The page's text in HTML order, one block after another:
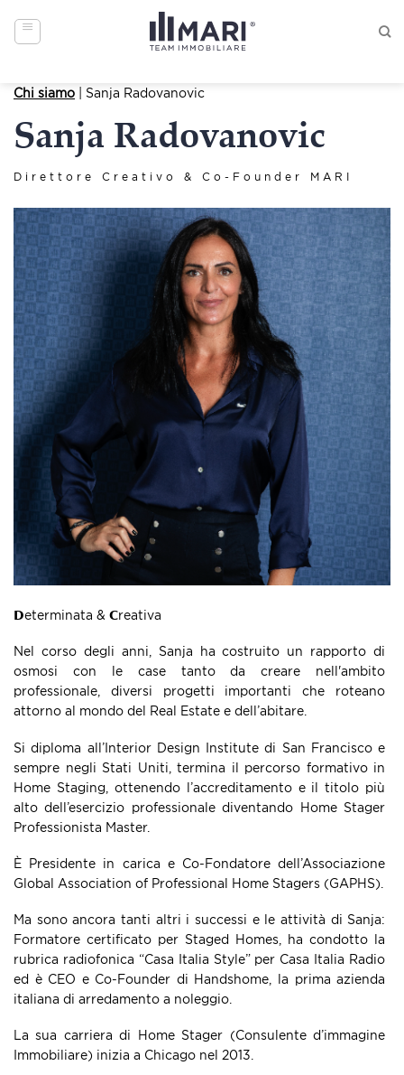
content
Chi siamo | Sanja Radovanovic
Sanja Radovanovic
Direttore Creativo & Co-Founder MARI
𝗗eterminata & 𝗖reativa
Nel corso degli anni, Sanja ha costruito un rapporto di
osmosi con le case tanto da creare nell'ambito
professionale, diversi progetti importanti che roteano
attorno al mondo del Real Estate e dell’abitare.
Si diploma all’Interior Design Institute di San Francisco e
sempre negli Stati Uniti, termina il percorso formativo in
Home Staging, ottenendo l’accreditamento e il titolo più
alto dell’esercizio professionale diventando Home Stager
Professionista Master.
È Presidente in carica e Co-Fondatore dell’Associazione
Global Association of Professional Home Stagers (GAPHS).
Ma sono ancora tanti altri i successi e le attività di Sanja:
Formatore certificato per Staged Homes, ha condotto la
rubrica radiofonica “Casa Italia Style” per Casa Italia Radio
ed è CEO e Co-Founder di Handshome, la prima azienda
italiana di arredamento a noleggio.
La sua carriera di Home Stager (Consulente d’immagine
Immobiliare) inizia a Chicago nel 2013.